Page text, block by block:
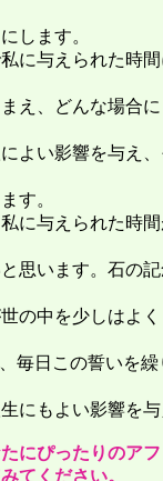
ます。
に与えられた時間
、どんな場合に
い影響を与え、
す。
に与えられた時間
います。石の記
中を少しはよく
毎日この誓いを繰
にもよい影響
にぴったりのア
てください。